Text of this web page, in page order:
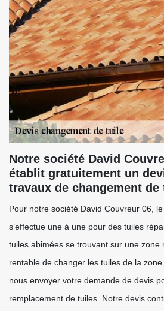
Notre société David
établit gratuitement un
travaux de changement de
Pour notre société David Couvreur 06,
s’effectue une à une pour des tuiles
tuiles abimées se trouvant sur une zone
rentable de changer les tuiles de la
nous envoyer votre demande de devis
remplacement de tuiles. Notre devis